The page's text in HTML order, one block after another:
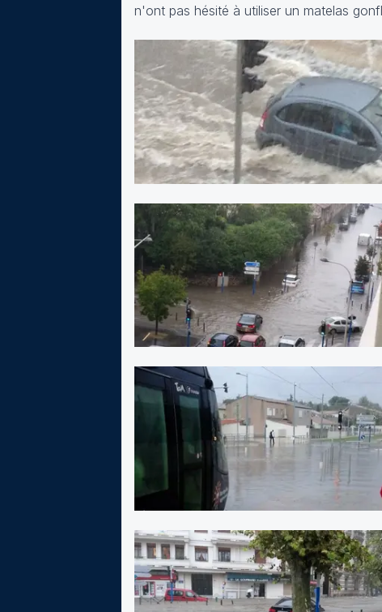
n'ont pas hésité à utiliser un matelas